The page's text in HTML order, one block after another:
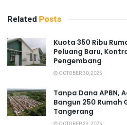
Related Posts
Kuota 350 Ribu
Peluang Baru,
Pengembang
OCTOBER 30, 2025
Tanpa Dana APBN,
Bangun 250 Rumah
Tangerang